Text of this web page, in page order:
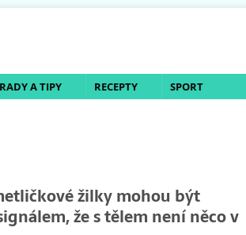
RADY A TIPY RECEPTY SPORT
žilky mohou být
že s tělem není něco v